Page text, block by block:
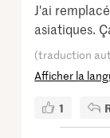
J'ai
asiatiques.
(traduction
Afficher la
1